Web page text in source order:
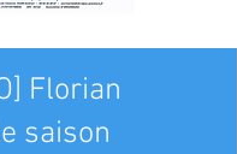
Florian
saison